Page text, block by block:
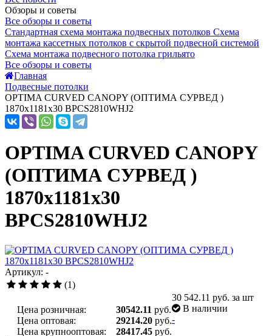
Обзоры и советы
Все обзоры и советы
Стандартная схема монтажа подвесных потолков Схема
монтажа кассетных потолков с скрытой подвесной системой
Схема монтажа подвесного потолка грильято
Все обзоры и советы
Главная
Подвесные потолки
OPTIMA CURVED CANOPY (ОПТИМА CУРВЕД )
1870х1181х30 BPCS2810WHJ2
OPTIMA CURVED CANOPY
(ОПТИМА CУРВЕД )
1870х1181х30
BPCS2810WHJ2
Артикул: -
(1)
Цена розничная: 30542.11 руб.
Цена оптовая:
29214.20 руб.
Цена крупнооптовая:
28417.45 руб.
30 542.11 руб. за шт
В наличии
-